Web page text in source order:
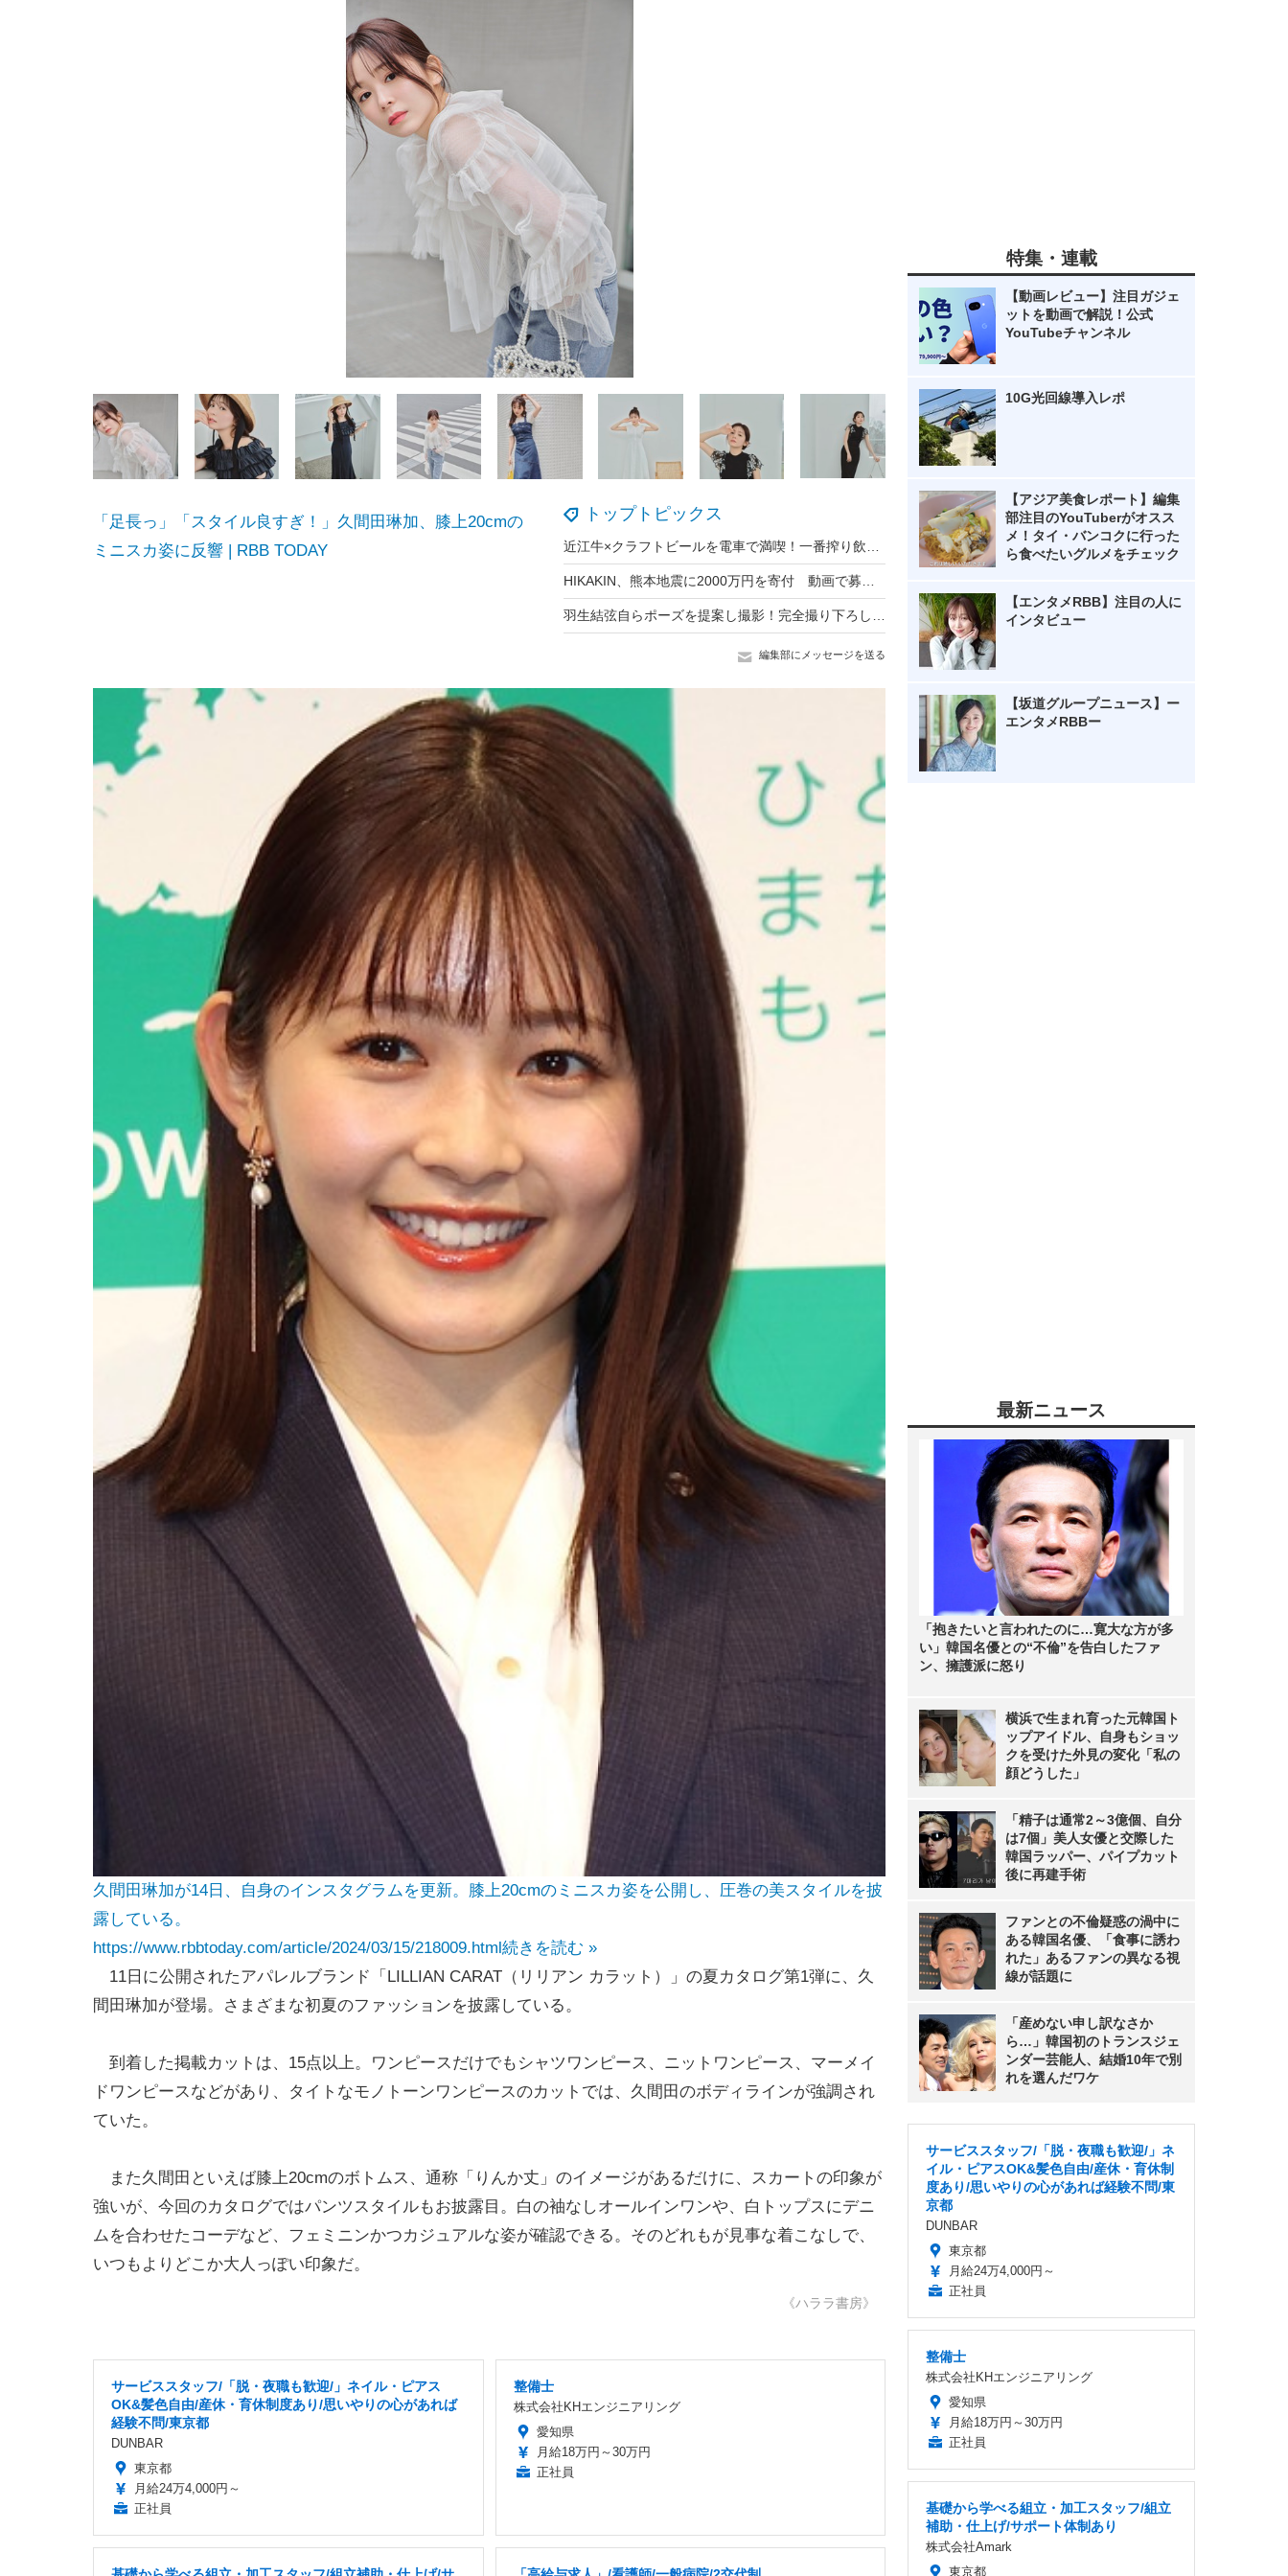
トップトピックス
編集部にメッセージを送る
「足長っ」「スタイル良すぎ！」久間田琳加、膝上20cmの
ミニスカ姿に反響 | RBB TODAY
久間田琳加が14日、自身のインスタグラムを更新。膝上20cmのミニスカ姿を公開し、圧巻の美スタイルを披
露している。
https://www.rbbtoday.com/article/2024/03/15/218009.html 続きを読む »
11日に公開されたアパレルブランド「LILLIAN CARAT（リリアン カラット）」の夏カタログ第1弾に、久
間田琳加が登場。さまざまな初夏のファッションを披露している。
到着した掲載カットは、15点以上。ワンピースだけでもシャツワンピース、ニットワンピース、マーメイ
ドワンピースなどがあり、タイトなモノトーンワンピースのカットでは、久間田のボディラインが強調され
ていた。
また久間田といえば膝上20cmのボトムス、通称「りんか丈」のイメージがあるだけに、スカートの印象が
強いが、今回のカタログではパンツスタイルもお披露目。白の袖なしオールインワンや、白トップスにデニ
ムを合わせたコーデなど、フェミニンかつカジュアルな姿が確認できる。そのどれもが見事な着こなしで、
いつもよりどこか大人っぽい印象だ。
《ハララ書房》
サービススタッフ/「脱・夜職も歓迎/」ネイル・ピアス
OK&髪色自由/産休・育休制度あり/思いやりの心があれば
経験不問/東京都
DUNBAR
東京都
月給24万4,000円～
正社員
整備士
株式会社KHエンジニアリング
愛知県
月給18万円～30万円
正社員
特集・連載
【動画レビュー】注目ガジェ
ットを動画で解説！公式
YouTubeチャンネル
10G光回線導入レポ
【アジア美食レポート】編集
部注目のYouTuberがオスス
メ！タイ・バンコクに行った
ら食べたいグルメをチェック
【エンタメRBB】注目の人に
インタビュー
【坂道グループニュース】ー
エンタメRBBー
最新ニュース
「抱きたいと言われたのに…寛大な方が多
い」韓国名優との“不倫”を告白したファ
ン、擁護派に怒り
横浜で生まれ育った元韓国ト
ップアイドル、自身もショッ
クを受けた外見の変化「私の
顔どうした」
「精子は通常2～3億個、自分
は7個」美人女優と交際した
韓国ラッパー、パイプカット
後に再建手術
ファンとの不倫疑惑の渦中に
ある韓国名優、「食事に誘わ
れた」あるファンの異なる視
線が話題に
「産めない申し訳なさか
ら…」韓国初のトランスジェ
ンダー芸能人、結婚10年で別
れを選んだワケ
サービススタッフ/「脱・夜職も歓迎/」ネ
イル・ピアスOK&髪色自由/産休・育休制
度あり/思いやりの心があれば経験不問/東
京都
DUNBAR
東京都
月給24万4,000円～
正社員
整備士
株式会社KHエンジニアリング
愛知県
月給18万円～30万円
正社員
基礎から学べる組立・加工スタッフ/組立
補助・仕上げ/サポート体制あり
株式会社Amark
東京都